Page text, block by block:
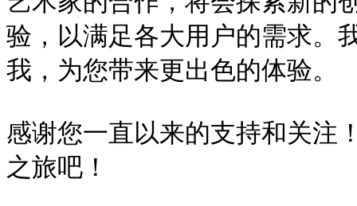
验，以满足各大用户的需求。
我，为您带来更出色的体验。
感谢您一直以来的支持和关注
之旅吧！